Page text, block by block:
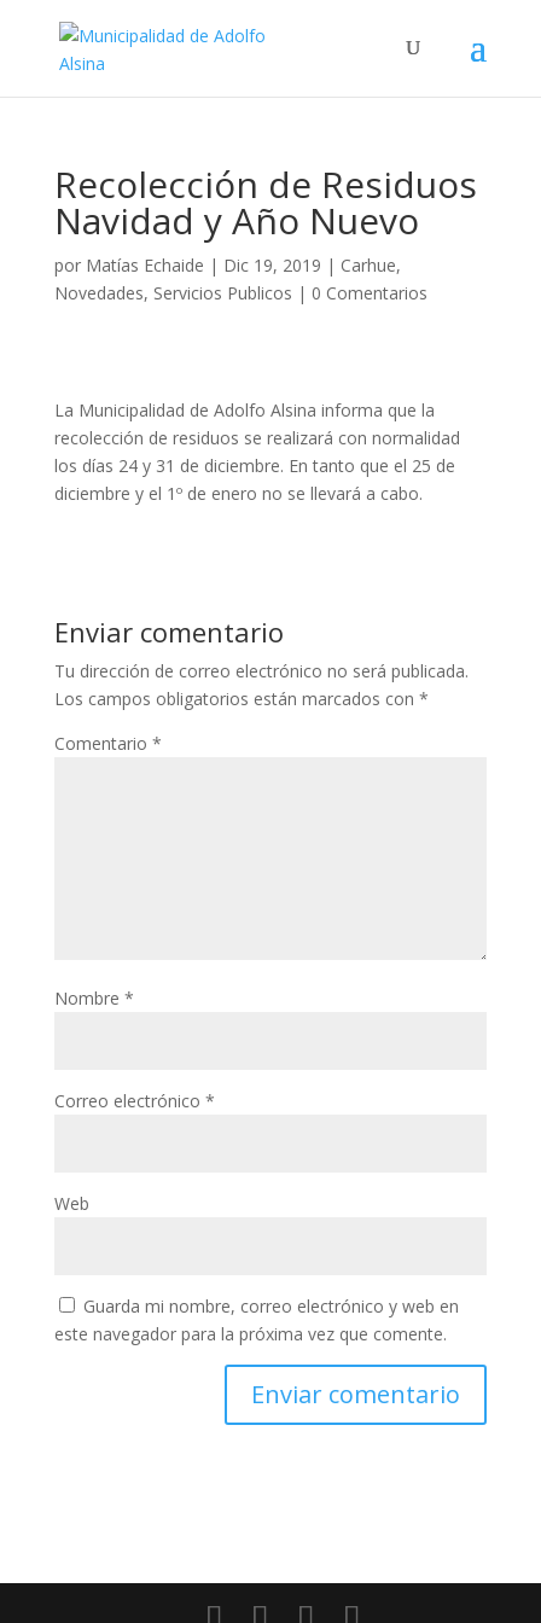
Recolección de Residuos
Navidad y Año Nuevo
por Matías Echaide | Dic 19, 2019 | Carhue,
Novedades, Servicios Publicos | 0 Comentarios
La Municipalidad de Adolfo Alsina informa que la
recolección de residuos se realizará con normalidad
los días 24 y 31 de diciembre. En tanto que el 25 de
diciembre y el 1º de enero no se llevará a cabo.
Enviar comentario
Tu dirección de correo electrónico no será publicada.
Los campos obligatorios están marcados con *
Comentario *
Nombre *
Correo electrónico *
Web
Guarda mi nombre, correo electrónico y web en
este navegador para la próxima vez que comente.